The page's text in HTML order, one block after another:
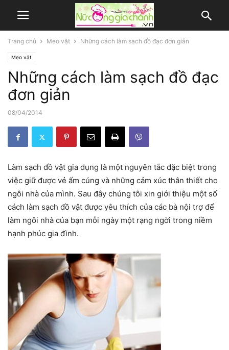
Trang chủ Mẹo vặt Những cách làm sạch đồ đạc đơn giản
Mẹo vặt
Những cách làm sạch đồ đạc
đơn giản
08/04/2014
Làm sạch đồ vật gia dụng là một nguyên tắc đặc biệt trong
việc giữ được vẻ ấm cúng và những cảm xúc thân thiết cho
ngôi nhà của mình. Sau đây chúng tôi xin giới thiệu một số
cách làm sạch đồ vật được yêu thích của các bà nội trợ để
làm ngôi nhà của bạn mỗi ngày một rạng ngời trong niềm
hạnh phúc gia đình.